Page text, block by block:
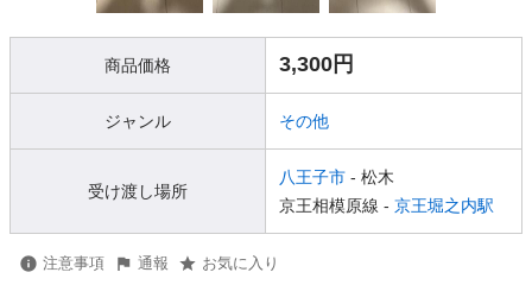
商品価格 3,300円
ジャンル その他
受け渡し場所
八王子市 - 松木
京王相模原線 - 京王堀之内駅
注意事項 通報 お気に入り